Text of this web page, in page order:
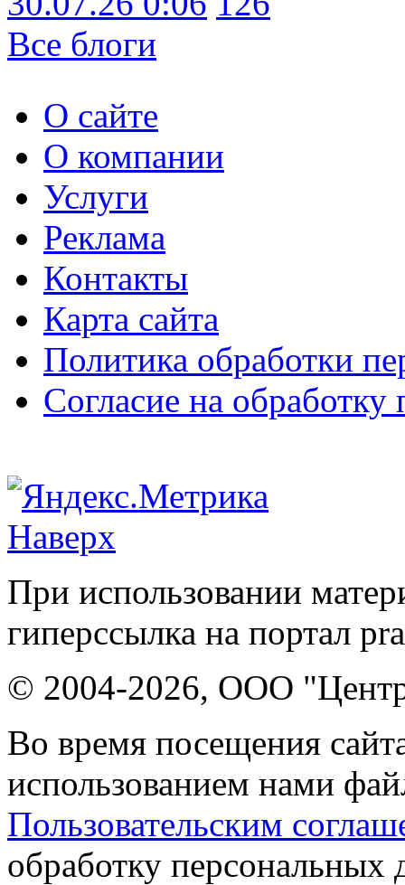
Все блоги
О сайте
О компании
Услуги
Реклама
Контакты
Карта сайта
Политика обработки
Согласие на
Наверх
При использовании
гиперссылка на портал
© 2004-2026, ООО "Центр
Во время посещения
использованием нами
Пользовательским
обработку персональных